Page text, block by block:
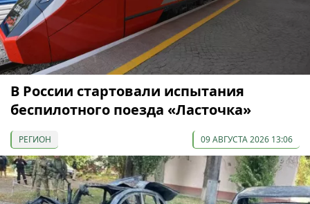
В России стартовали испытания
беспилотного поезда «Ласточка»
РЕГИОН 09 АВГУСТА 2026 13:06